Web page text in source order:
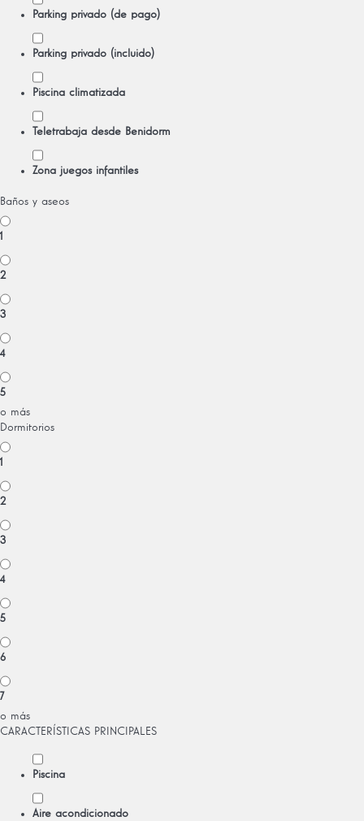
Parking privado (de pago)
Parking privado (incluido)
Piscina climatizada
Teletrabaja desde Benidorm
Zona juegos infantiles
Baños y aseos
1
2
3
4
5
o más
Dormitorios
1
2
3
4
5
6
7
o más
CARACTERÍSTICAS PRINCIPALES
Piscina
Aire acondicionado